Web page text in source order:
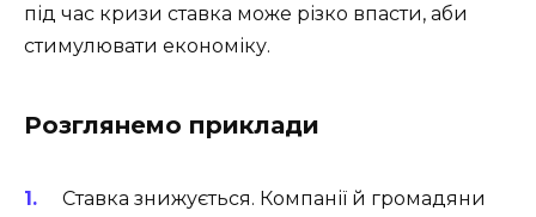
під час кризи ставка може різко впасти, аби
стимулювати економіку.
Розглянемо приклади
Ставка знижується. Компанії й громадяни